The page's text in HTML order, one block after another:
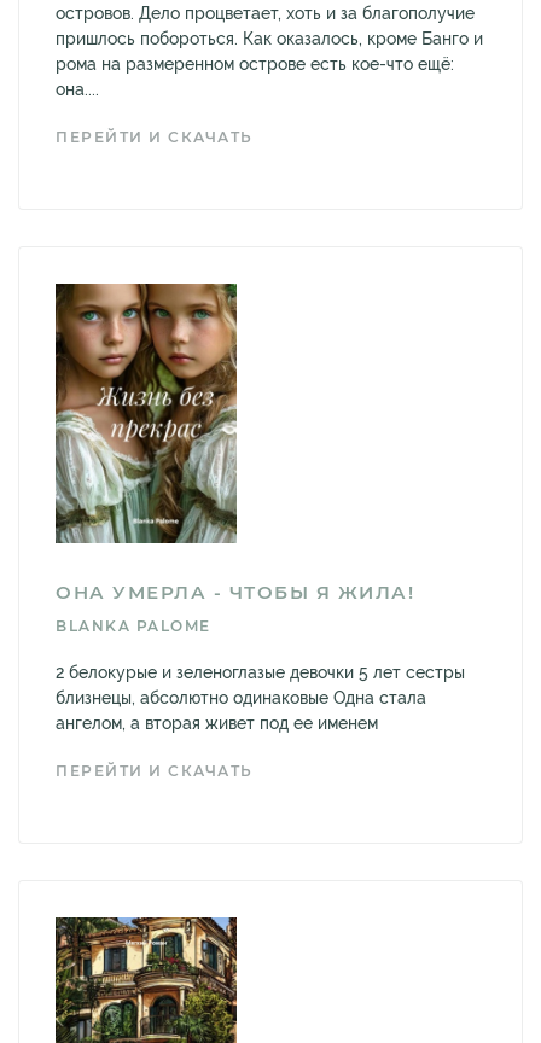
островов. Дело процветает, хоть и за благополучие
пришлось побороться. Как оказалось, кроме Банго и
рома на размеренном острове есть кое-что ещё:
она....
ПЕРЕЙТИ И СКАЧАТЬ
ОНА УМЕРЛА - ЧТОБЫ Я ЖИЛА!
BLANKA PALOME
2 белокурые и зеленоглазые девочки 5 лет сестры
близнецы, абсолютно одинаковые Одна стала
ангелом, а вторая живет под ее именем
ПЕРЕЙТИ И СКАЧАТЬ